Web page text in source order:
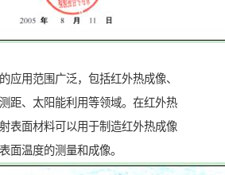
应用范围广泛，包括红外热成像、
距、太阳能利用等领域。在红外热
表面材料可以用于制造红外热成像
面温度的测量和成像。